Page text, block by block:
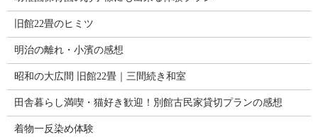
旧館22畳のヒミツ
明治の離れ・小濱の感想
昭和の大広間 旧館22畳｜三間続き和室
田舎暮らし満喫・猫好き歓迎！別館古民家貸切プランの感想
着物一反染め体験